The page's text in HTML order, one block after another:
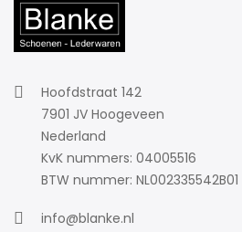
Hoofdstraat 142
7901 JV Hoogeveen
Nederland
KvK nummers: 04005516
BTW nummer: NL002335542B01
info@blanke.nl